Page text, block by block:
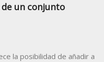
de un conjunto
la posibilidad de añadir a